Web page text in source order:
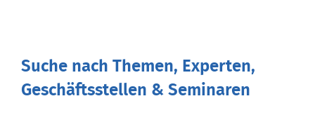
Suche nach Themen, Experten,
Geschäftsstellen & Seminaren